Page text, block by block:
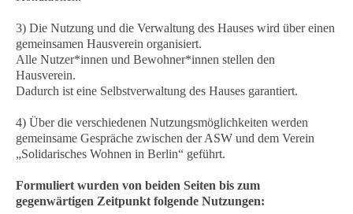
3) Die Nutzung und die Verwaltung des Hauses wird über einen
gemeinsamen Hausverein organisiert.
Alle Nutzer*innen und Bewohner*innen stellen den
Hausverein.
Dadurch ist eine Selbstverwaltung des Hauses garantiert.
4) Über die verschiedenen Nutzungsmöglichkeiten werden
gemeinsame Gespräche zwischen der ASW und dem Verein
„Solidarisches Wohnen in Berlin“ geführt.
Formuliert wurden von beiden Seiten bis zum
gegenwärtigen Zeitpunkt folgende Nutzungen: